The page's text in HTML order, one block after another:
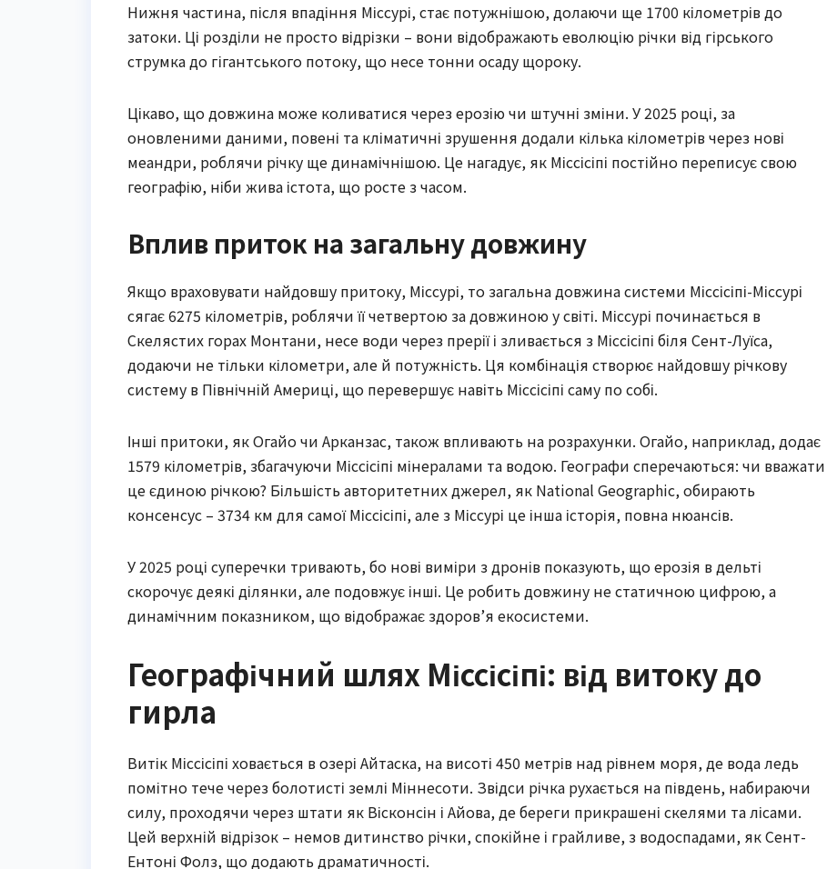
Нижня частина, після впадіння Міссурі, стає потужнішою, долаючи ще 1700 кілометрів до
затоки. Ці розділи не просто відрізки – вони відображають еволюцію річки від гірського
струмка до гігантського потоку, що несе тонни осаду щороку.
Цікаво, що довжина може коливатися через ерозію чи штучні зміни. У 2025 році, за
оновленими даними, повені та кліматичні зрушення додали кілька кілометрів через нові
меандри, роблячи річку ще динамічнішою. Це нагадує, як Міссісіпі постійно переписує свою
географію, ніби жива істота, що росте з часом.
Вплив приток на загальну довжину
Якщо враховувати найдовшу притоку, Міссурі, то загальна довжина системи Міссісіпі-Міссурі
сягає 6275 кілометрів, роблячи її четвертою за довжиною у світі. Міссурі починається в
Скелястих горах Монтани, несе води через прерії і зливається з Міссісіпі біля Сент-Луїса,
додаючи не тільки кілометри, але й потужність. Ця комбінація створює найдовшу річкову
систему в Північній Америці, що перевершує навіть Міссісіпі саму по собі.
Інші притоки, як Огайо чи Арканзас, також впливають на розрахунки. Огайо, наприклад, додає
1579 кілометрів, збагачуючи Міссісіпі мінералами та водою. Географи сперечаються: чи вважати
це єдиною річкою? Більшість авторитетних джерел, як National Geographic, обирають
консенсус – 3734 км для самої Міссісіпі, але з Міссурі це інша історія, повна нюансів.
У 2025 році суперечки тривають, бо нові виміри з дронів показують, що ерозія в дельті
скорочує деякі ділянки, але подовжує інші. Це робить довжину не статичною цифрою, а
динамічним показником, що відображає здоров’я екосистеми.
Географічний шлях Міссісіпі: від витоку до
гирла
Витік Міссісіпі ховається в озері Айтаска, на висоті 450 метрів над рівнем моря, де вода ледь
помітно тече через болотисті землі Міннесоти. Звідси річка рухається на південь, набираючи
силу, проходячи через штати як Вісконсін і Айова, де береги прикрашені скелями та лісами.
Цей верхній відрізок – немов дитинство річки, спокійне і грайливе, з водоспадами, як Сент-
Ентоні Фолз, що додають драматичності.